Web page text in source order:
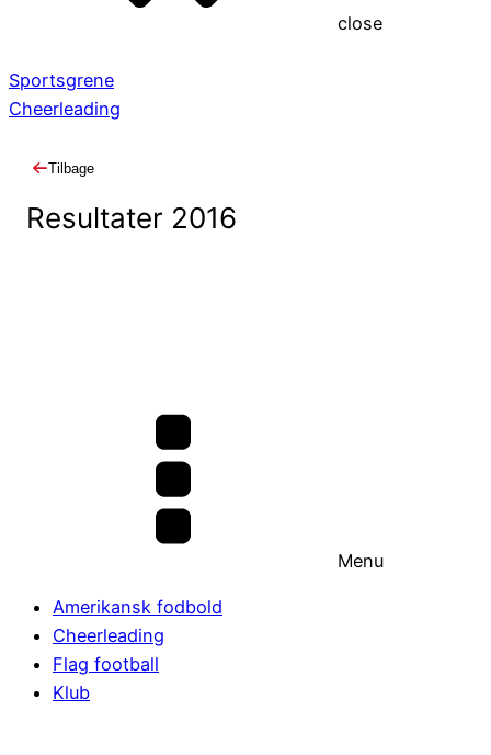
close
Sportsgrene
Cheerleading
Tilbage
Resultater 2016
Menu
Amerikansk fodbold
Cheerleading
Flag football
Klub